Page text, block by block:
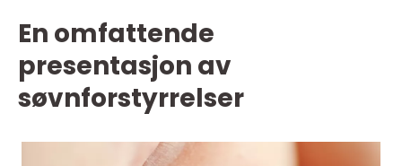
En omfattende
presentasjon av
søvnforstyrrelser